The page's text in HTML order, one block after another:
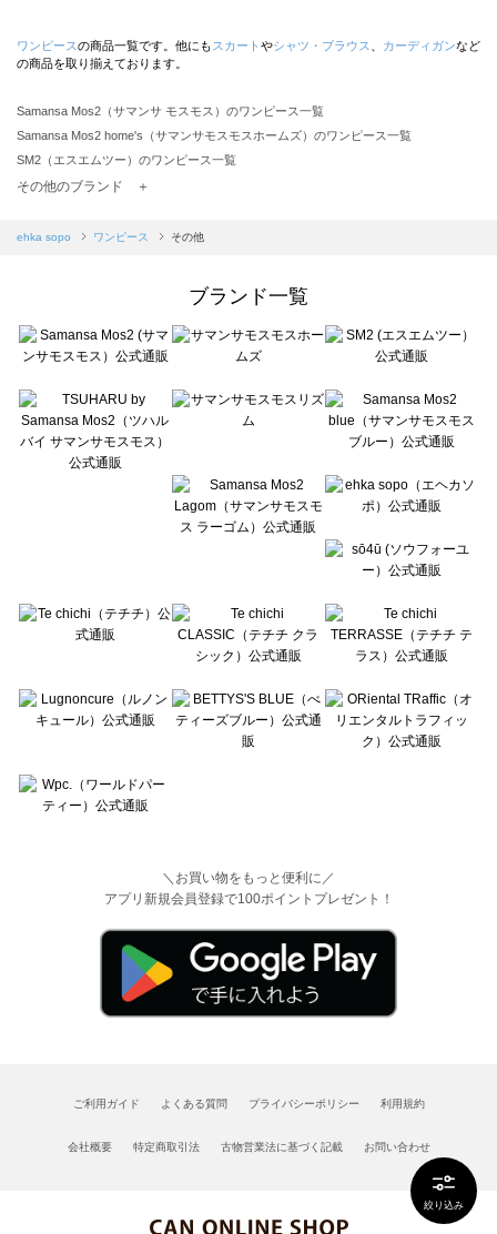
絞り込み
ワンピースの商品一覧です。他にも スカート やシャツ・ブラウス カーディガンなど
の商品を取り揃えております。
Samansa Mos2（サマンサ モスモス）のワンピース一覧
Samansa Mos2 home's（サマンサモスモスホームズ）のワンピース一覧
SM2（エスエムツー）のワンピース一覧
TSUHARU by Samansa Mos2（ツハルバイサマンサモスモス）のワンピース一覧
Samansa Mos2 blue（サマンサモスモス ブルー）のワンピース一覧
sō4ū（ソウフォーユー）のワンピース一覧
Te chichi（テチチ）のワンピース一覧
Te chichi CLASSIC（テチチ クラシック）のワンピース一覧
Lugnoncure（ルノンキュール）のワンピース一覧
BETTY'S BLUE（べティーズブルー）のワンピース一覧
Wpc.（ワールドパーティー）のワンピース一覧
その他のブランド ＋
ehka sopo ワンピース その他
ブランド一覧
＼お買い物をもっと便利に／
アプリ新規会員登録で100ポイントプレゼント！
ご利用ガイド よくある質問 プライバシーポリシー 利用規約
会社概要 特定商取引法 古物営業法に基づく記載 お問い合わせ